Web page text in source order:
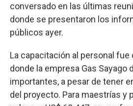
conversado en las últimas
donde se presentaron los
públicos ayer.
La capacitación al personal
donde la empresa Gas Sayago
importantes, a pesar de tener
del proyecto. Para maestrías y